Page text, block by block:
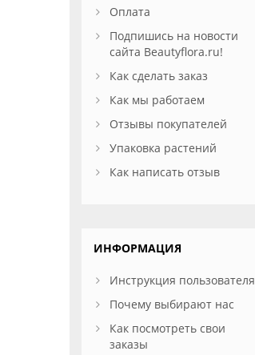
Оплата
Подпишись на новости
сайта Beautyflora.ru!
Как сделать заказ
Как мы работаем
Отзывы покупателей
Упаковка растений
Как написать отзыв
ИНФОРМАЦИЯ
Инструкция пользователя
Почему выбирают нас
Как посмотреть свои
заказы